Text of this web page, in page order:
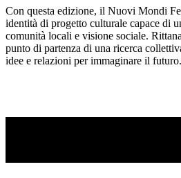
Con questa edizione, il Nuovi Mondi
identità di progetto culturale capace di
comunità locali e visione sociale.
punto di partenza di una ricerca
idee e relazioni per immaginare il futuro.